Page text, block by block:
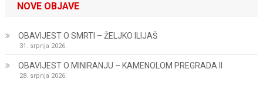
NOVE OBJAVE
OBAVIJEST O SMRTI – ŽELJKO ILIJAŠ
31. srpnja 2026.
OBAVIJEST O MINIRANJU – KAMENOLOM PREGRADA II
28. srpnja 2026.